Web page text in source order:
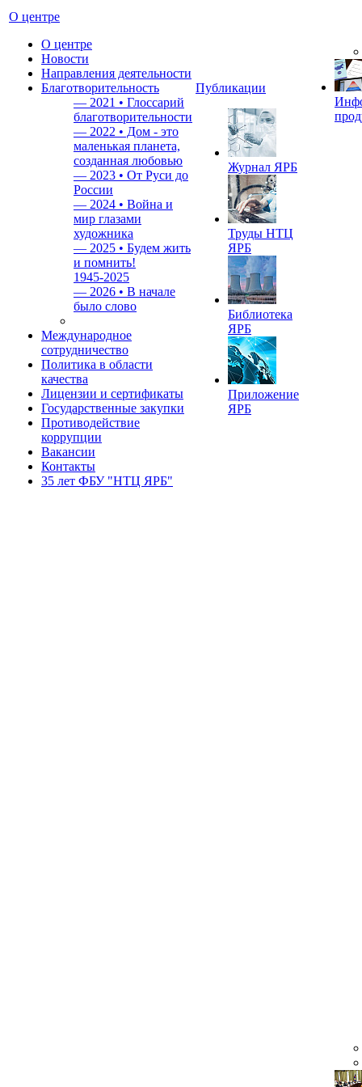
О центре
О центре
Новости
Направления деятельности
Благотворительность
— 2021 • Глоссарий
благотворительности
— 2022 • Дом - это
маленькая планета,
созданная любовью
— 2023 • От Руси до
России
— 2024 • Война и
мир глазами
художника
— 2025 • Будем жить
и помнить!
1945-2025
— 2026 • В начале
было слово
Международное
сотрудничество
Политика в области
качества
Лицензии и сертификаты
Государственные закупки
Противодействие
коррупции
Вакансии
Контакты
35 лет ФБУ "НТЦ ЯРБ"
Публикации
Журнал ЯРБ
Труды НТЦ
ЯРБ
Библиотека
ЯРБ
Приложение
ЯРБ